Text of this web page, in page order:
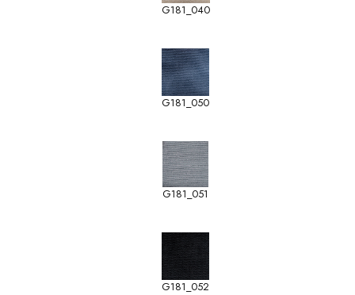
G181_040
G181_050
G181_051
G181_052